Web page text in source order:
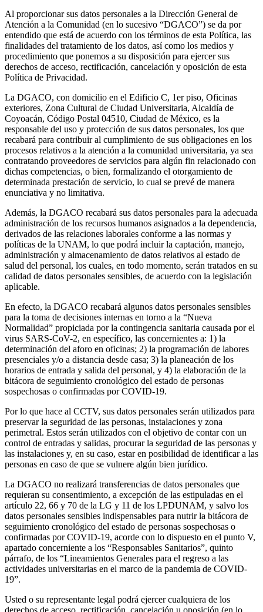
Al proporcionar sus datos personales a la Dirección General de
Atención a la Comunidad (en lo sucesivo “DGACO”) se da por
entendido que está de acuerdo con los términos de esta Política, las
finalidades del tratamiento de los datos, así como los medios y
procedimiento que ponemos a su disposición para ejercer sus
derechos de acceso, rectificación, cancelación y oposición de esta
Política de Privacidad.
La DGACO, con domicilio en el Edificio C, 1er piso, Oficinas
exteriores, Zona Cultural de Ciudad Universitaria, Alcaldía de
Coyoacán, Código Postal 04510, Ciudad de México, es la
responsable del uso y protección de sus datos personales, los que
recabará para contribuir al cumplimiento de sus obligaciones en los
procesos relativos a la atención a la comunidad universitaria, ya sea
contratando proveedores de servicios para algún fin relacionado con
dichas competencias, o bien, formalizando el otorgamiento de
determinada prestación de servicio, lo cual se prevé de manera
enunciativa y no limitativa.
Además, la DGACO recabará sus datos personales para la adecuada
administración de los recursos humanos asignados a la dependencia,
derivados de las relaciones laborales conforme a las normas y
políticas de la UNAM, lo que podrá incluir la captación, manejo,
administración y almacenamiento de datos relativos al estado de
salud del personal, los cuales, en todo momento, serán tratados en su
calidad de datos personales sensibles, de acuerdo con la legislación
aplicable.
En efecto, la DGACO recabará algunos datos personales sensibles
para la toma de decisiones internas en torno a la “Nueva
Normalidad” propiciada por la contingencia sanitaria causada por el
virus SARS-CoV-2, en específico, las concernientes a: 1) la
determinación del aforo en oficinas; 2) la programación de labores
presenciales y/o a distancia desde casa; 3) la planeación de los
horarios de entrada y salida del personal, y 4) la elaboración de la
bitácora de seguimiento cronológico del estado de personas
sospechosas o confirmadas por COVID-19.
Por lo que hace al CCTV, sus datos personales serán utilizados para
preservar la seguridad de las personas, instalaciones y zona
perimetral. Estos serán utilizados con el objetivo de contar con un
control de entradas y salidas, procurar la seguridad de las personas y
las instalaciones y, en su caso, estar en posibilidad de identificar a las
personas en caso de que se vulnere algún bien jurídico.
La DGACO no realizará transferencias de datos personales que
requieran su consentimiento, a excepción de las estipuladas en el
artículo 22, 66 y 70 de la LG y 11 de los LPDUNAM, y salvo los
datos personales sensibles indispensables para nutrir la bitácora de
seguimiento cronológico del estado de personas sospechosas o
confirmadas por COVID-19, acorde con lo dispuesto en el punto V,
apartado concerniente a los “Responsables Sanitarios”, quinto
párrafo, de los “Lineamientos Generales para el regreso a las
actividades universitarias en el marco de la pandemia de COVID-
19”.
Usted o su representante legal podrá ejercer cualquiera de los